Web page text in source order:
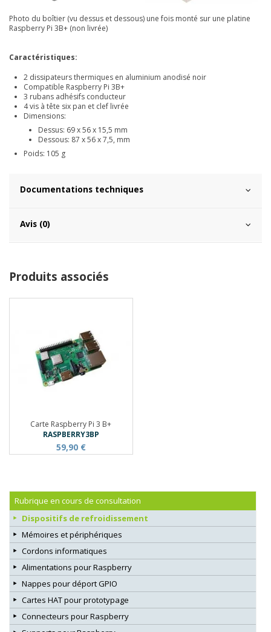
Photo du boîtier (vu dessus et dessous) une fois monté sur une platine
Raspberry Pi 3B+ (non livrée)
Caractéristiques:
2 dissipateurs thermiques en aluminium anodisé noir
Compatible Raspberry Pi 3B+
3 rubans adhésifs conducteur
4 vis à tête six pan et clef livrée
Dimensions:
Dessus: 69 x 56 x 15,5 mm
Dessous: 87 x 56 x 7,5, mm
Poids: 105 g
Documentations techniques
Avis (0)
Produits associés
Carte Raspberry Pi 3 B+
RASPBERRY3BP
59,90 €
Rubrique en cours de consultation
Dispositifs de refroidissement
Mémoires et périphériques
Cordons informatiques
Alimentations pour Raspberry
Nappes pour déport GPIO
Cartes HAT pour prototypage
Connecteurs pour Raspberry